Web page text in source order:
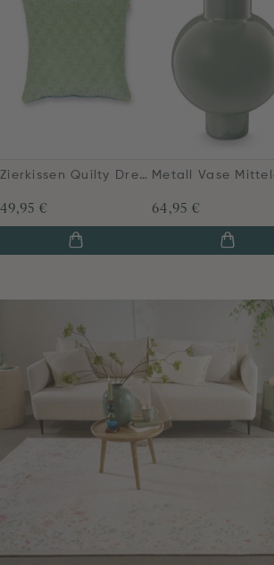
Zierkissen Quilty Dreams Blau Grün
49,95 € 64,95 €